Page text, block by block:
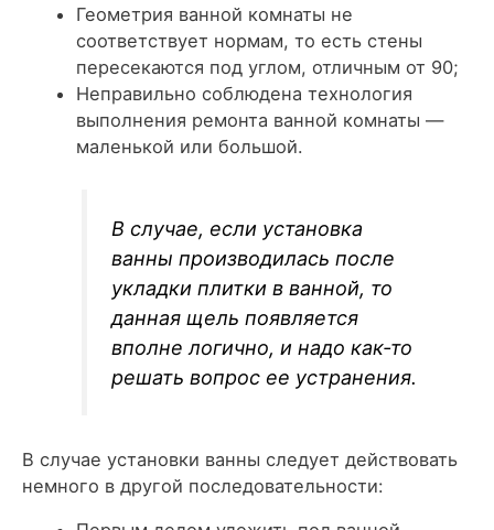
Геометрия ванной комнаты не
соответствует нормам, то есть стены
пересекаются под углом, отличным от 90;
Неправильно соблюдена технология
выполнения ремонта ванной комнаты —
маленькой или большой.
В случае, если установка
ванны производилась после
укладки плитки в ванной, то
данная щель появляется
вполне логично, и надо как-то
решать вопрос ее устранения.
В случае установки ванны следует действовать
немного в другой последовательности: